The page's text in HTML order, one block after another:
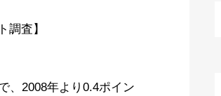
調査】
、2008年より0.4ポイン